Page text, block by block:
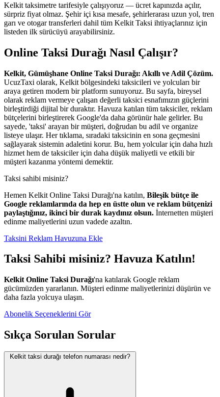
Kelkit taksimetre tarifesiyle çalışıyoruz — ücret kapınızda açılır,
sürpriz fiyat olmaz. Şehir içi kısa mesafe, şehirlerarası uzun yol, tren
garı ve otogar transferleri dahil tüm Kelkit Taksi ihtiyaçlarınız için
listeden ilk sürücüyü arayabilirsiniz.
Online Taksi Durağı Nasıl Çalışır?
Kelkit, Gümüşhane Online Taksi Durağı: Akıllı ve Adil Çözüm.
UcuzTaxi olarak, Kelkit bölgesindeki taksicileri ve yolcuları bir
araya getiren modern bir platform sunuyoruz. Bu sayfa, bireysel
olarak reklam vermeye çalışan değerli taksici esnafımızın güçlerini
birleştirdiği dijital bir duraktır. Havuza katılan tüm taksiciler, reklam
bütçelerini birleştirerek Google'da daha görünür hale gelirler. Bu
sayede, 'taksi' arayan bir müşteri, doğrudan bu adil ve organize
listeye ulaşır. Her tıklama, sıradaki taksicinin en sona geçmesini
sağlayarak sistemin adaletini korur. Bu, hem yolcular için daha hızlı
hizmet hem de taksiciler için daha düşük maliyetli ve etkili bir
müşteri kazanma yöntemi demektir.
Taksi sahibi misiniz?
Hemen Kelkit Online Taksi Durağı'na katılın, Bileşik bütçe ile
Google reklamlarında da hep en üstte olun ve reklam bütçenizi
paylaştığınız, ikinci bir durak kaydınız olsun. İnternetten müşteri
edinme maliyetlerini uzun vadede azaltın.
Taksini Reklam Havuzuna Ekle
Taksi Sahibi misiniz? Havuza Katılın!
Kelkit Online Taksi Durağı'na katılarak Google reklam
gücümüzden yararlanın. Müşteri edinme maliyetlerinizi düşürün ve
daha fazla yolcuya ulaşın.
Abonelik Seçeneklerini Gör
Sıkça Sorulan Sorular
Kelkit taksi durağı telefon numarası nedir?